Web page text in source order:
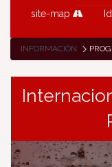
site-map
INFORMACIÓN